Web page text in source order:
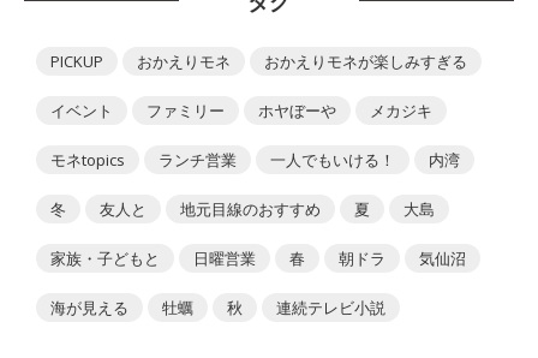
PICKUP おかえりモネ おかえりモネが楽しみすぎる
イベント ファミリー ホヤぼーや メカジキ
モネtopics ランチ営業 一人でもいける！ 内湾
冬 友人と 地元目線のおすすめ 夏 大島
家族・子どもと 日曜営業 春 朝ドラ 気仙沼
海が見える 牡蠣 秋 連続テレビ小説